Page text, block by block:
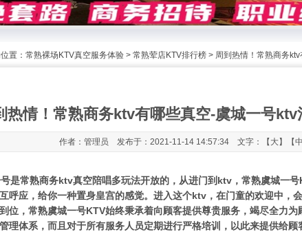
置： 常熟裸场KTV真空服务体验 > 常熟荤店KTV排行榜 > 周到热情！常熟商务
热情！常熟商务ktv有哪些真空-虞城一号ktv
作者：管理员 发布于：2021-11-14 14:57:34 文字：【 大】【中
是常熟商务ktv真空陪唱多玩法开放的，从进门到ktv，常熟虞城一号
呼应，给你一种置身皇宫的感觉。进入这个ktv，在门童的欢迎中，
位，常熟虞城一号KTV始终秉承着向顾客提供尊贵服务，竭尽全力
理体系，而且对于所有服务人员定期进行严格培训，以此来提供给顾